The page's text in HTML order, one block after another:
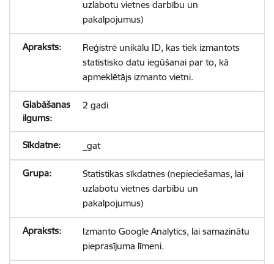
uzlabotu vietnes darbību un
pakalpojumus)
Reģistrē unikālu ID, kas tiek izmantots
statistisko datu iegūšanai par to, kā
apmeklētājs izmanto vietni.
2 gadi
_gat
Statistikas sīkdatnes (nepieciešamas, lai
uzlabotu vietnes darbību un
pakalpojumus)
Izmanto Google Analytics, lai samazinātu
pieprasījuma līmeni.